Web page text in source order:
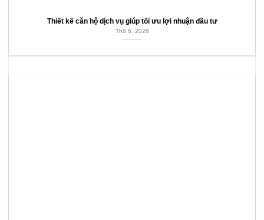
Thiết kế căn hộ dịch vụ giúp tối ưu lợi nhuận đầu tư
Th8 6, 2026